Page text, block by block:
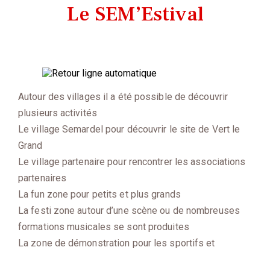
Le SEM’Estival
Autour des villages il a été possible de découvrir
plusieurs activités
Le village Semardel pour découvrir le site de Vert le
Grand
Le village partenaire pour rencontrer les associations
partenaires
La fun zone pour petits et plus grands
La festi zone autour d’une scène ou de nombreuses
formations musicales se sont produites
La zone de démonstration pour les sportifs et